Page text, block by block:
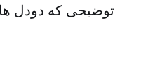
توضیحی که دودل